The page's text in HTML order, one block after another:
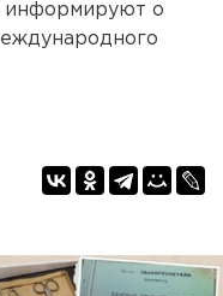
информируют о